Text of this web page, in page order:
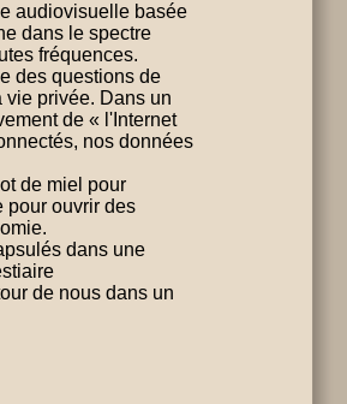
audiovisuelle basée
dans le spectre
fréquences.
des questions de
vie privée. Dans un
de « l'Internet
nos données
de miel pour
pour ouvrir des
dans une
de nous dans un